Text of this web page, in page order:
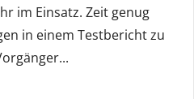
im Einsatz. Zeit genug
in einem Testbericht zu